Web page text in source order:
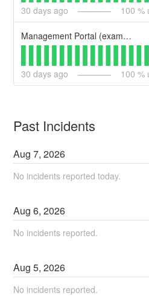
30 days ago 100 %
Management Portal (example)
30 days ago 100 %
Past Incidents
Aug7,2026
No incidents reported today.
Aug6,2026
No incidents reported.
Aug5,2026
No incidents reported.